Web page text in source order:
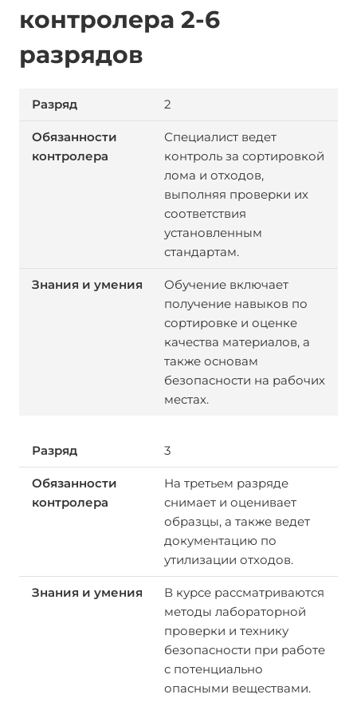
контролера 2-6
разрядов
2
Специалист ведет
контроль за сортировкой
лома и отходов,
выполняя проверки их
соответствия
установленным
стандартам.
Обучение включает
получение навыков по
сортировке и оценке
качества материалов, а
также основам
безопасности на рабочих
местах.
3
На третьем разряде
снимает и оценивает
образцы, а также ведет
документацию по
утилизации отходов.
В курсе рассматриваются
методы лабораторной
проверки и технику
безопасности при работе
с потенциально
опасными веществами.